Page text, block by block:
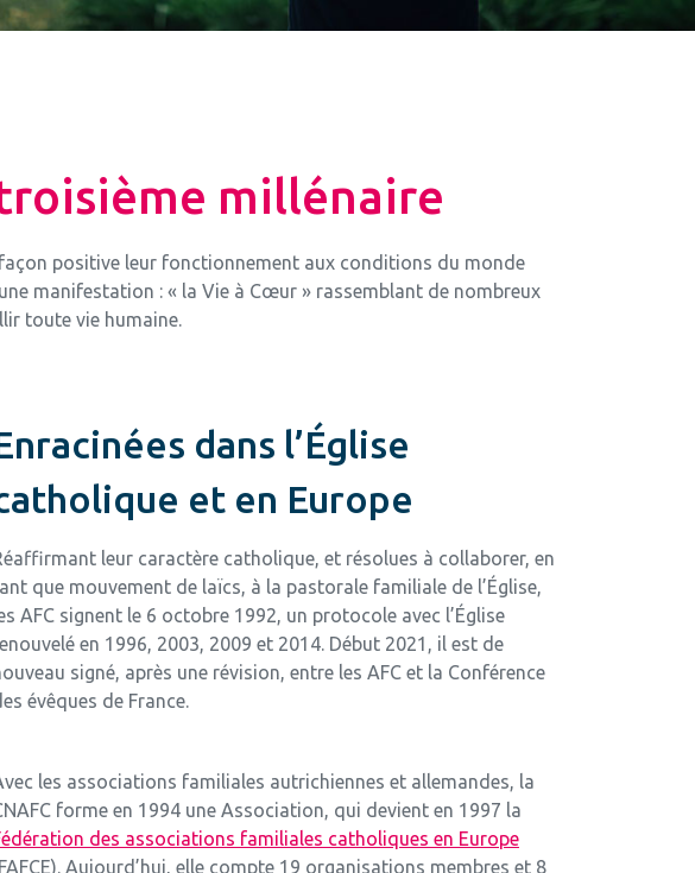
troisième millénaire
positive leur fonctionnement aux conditions du monde
manifestation : « la Vie à Cœur » rassemblant de nombreux
toute vie humaine.
dans l’Église
et en Europe
leur caractère catholique, et résolues à collaborer, en
que mouvement de laïcs, à la pastorale familiale de l’Église,
AFC signent le 6 octobre 1992, un protocole avec l’Église
en 1996, 2003, 2009 et 2014. Début 2021, il est de
signé, après une révision, entre les AFC et la Conférence
évêques de France.
les associations familiales autrichiennes et allemandes, la
forme en 1994 une Association, qui devient en 1997 la
des associations familiales catholiques en Europe
Aujourd’hui, elle compte 19 organisations membres et 8